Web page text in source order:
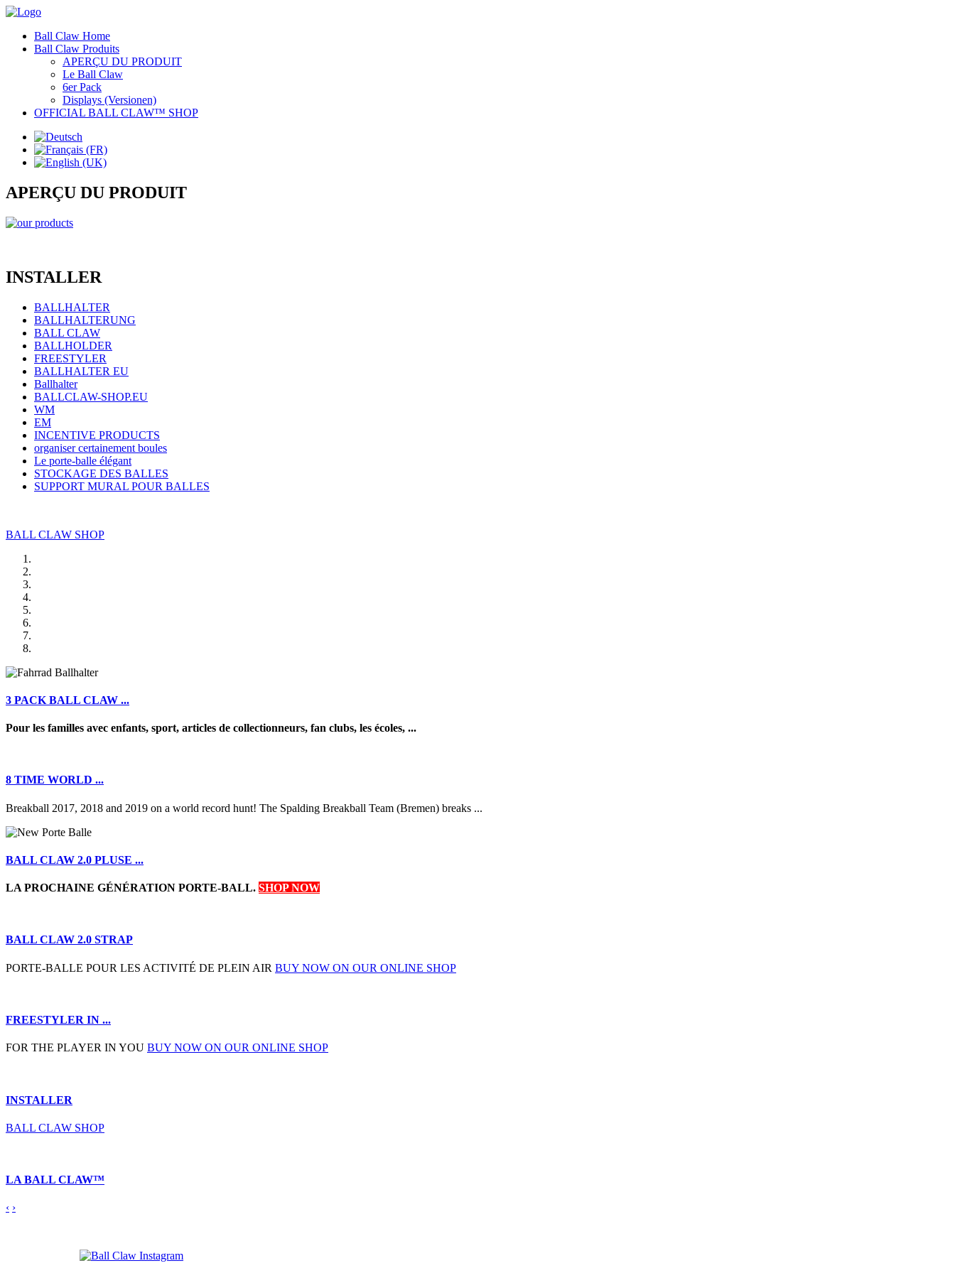
Ball Claw Home
Ball Claw Produits
APERÇU DU PRODUIT
Le Ball Claw
6er Pack
Displays (Versionen)
OFFICIAL BALL CLAW™ SHOP
APERÇU DU PRODUIT
INSTALLER
BALLHALTER
BALLHALTERUNG
BALL CLAW
BALLHOLDER
FREESTYLER
BALLHALTER EU
Ballhalter
BALLCLAW-SHOP.EU
WM
EM
INCENTIVE PRODUCTS
organiser certainement boules
Le porte-balle élégant
STOCKAGE DES BALLES
SUPPORT MURAL POUR BALLES
BALL CLAW SHOP
3 PACK BALL CLAW ...
Pour les familles avec enfants, sport, articles de collectionneurs, fan clubs, les écoles, ...
8 TIME WORLD ...
Breakball 2017, 2018 and 2019 on a world record hunt! The Spalding Breakball Team (Bremen) breaks ...
BALL CLAW 2.0 PLUSE ...
LA PROCHAINE GÉNÉRATION PORTE-BALL. SHOP NOW
BALL CLAW 2.0 STRAP
PORTE-BALLE POUR LES ACTIVITÉ DE PLEIN AIR BUY NOW ON OUR ONLINE SHOP
FREESTYLER IN ...
FOR THE PLAYER IN YOU BUY NOW ON OUR ONLINE SHOP
INSTALLER
BALL CLAW SHOP
LA BALL CLAW™
‹ ›